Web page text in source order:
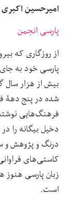
امیرحسین
پارسی انجمن
از روزگاری که
پارسی خود به جای
بیش از هزار
شده در پنج دهۀ
فرهنگ‌هایی
دخیل بیگانه را
درنگ و پژوهش و
کاستی‌های
زبان پارسی هنوز
است.